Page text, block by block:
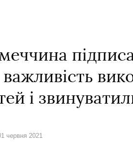
і
червня 2021